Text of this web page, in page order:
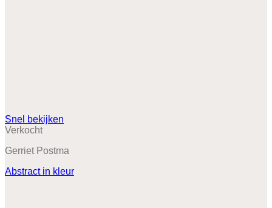
Snel bekijken
Verkocht
Gerriet Postma
Abstract in kleur